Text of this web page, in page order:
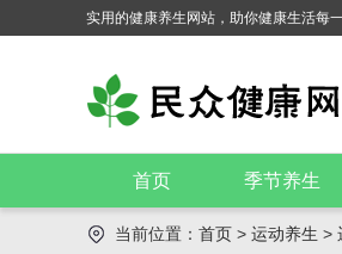
实用的健康养生网站，助你健康生活每
首页 季节养生
当前位置： 首页 > 运动养生 >